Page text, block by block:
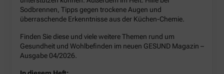
Sodbrennen, Tipps gegen trockene Augen und
überraschende Erkenntnisse aus der Küchen-Chemie.
Finden Sie diese und viele weitere Themen rund um
Gesundheit und Wohlbefinden im neuen GESUND Magazin –
Ausgabe 04/2026.